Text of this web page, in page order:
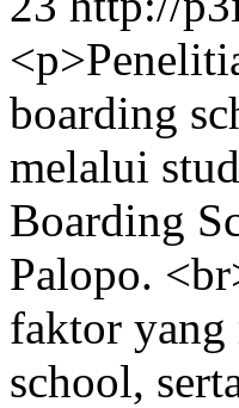
boarding
melalui
Boarding
Palopo.
faktor yang
school,